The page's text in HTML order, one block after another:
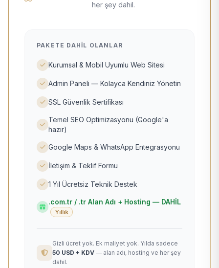
her şey dahil.
PAKETE DAHIL OLANLAR
Kurumsal & Mobil Uyumlu Web Sitesi
Admin Paneli — Kolayca Kendiniz Yönetin
SSL Güvenlik Sertifikası
Temel SEO Optimizasyonu (Google'a
hazır)
Google Maps & WhatsApp Entegrasyonu
İletişim & Teklif Formu
1 Yıl Ücretsiz Teknik Destek
.com.tr / .tr Alan Adı + Hosting — DAHİL
Yıllık
Gizli ücret yok. Ek maliyet yok. Yılda sadece
50 USD + KDV — alan adı, hosting ve her şey
dahil.